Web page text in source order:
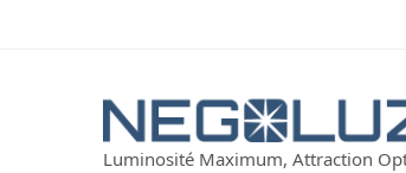
Luminosité Maximum, Attraction